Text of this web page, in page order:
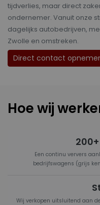
tijdverlies, maar direct
ondernemer. Vanuit onze
dagelijks autobedrijven,
Zwolle en omstreken.
Direct contact
Hoe wij
Een continu ververs
bedrijfswagens (grijs
Wij verkopen uitsluitend aan